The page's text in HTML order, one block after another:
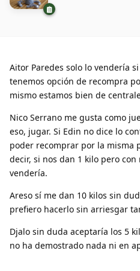
Aitor Paredes solo lo vendería
tenemos opción de recompra
mismo estamos bien de
Nico Serrano me gusta como
eso, jugar. Si Edin no dice lo
poder recomprar por la misma
decir, si nos dan 1 kilo pero
vendería.
Areso sí me dan 10 kilos sin
prefiero hacerlo sin arriesgar
Djalo sin duda aceptaría los 5
no ha demostrado nada ni en